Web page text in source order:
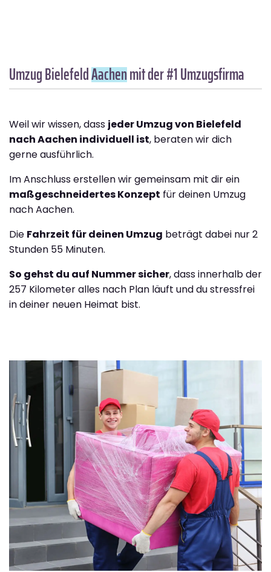
Umzug BielefeldAachenmit der #1 Umzugsfirma
Weil wir wissen, dass jeder Umzug von Bielefeld
nach Aachen individuell ist, beraten wir dich
gerne ausführlich.
Im Anschluss erstellen wir gemeinsam mit dir ein
maßgeschneidertes Konzept für deinen Umzug
nach Aachen.
Die Fahrzeit für deinen Umzug beträgt dabei nur 2
Stunden 55 Minuten.
So gehst du auf Nummer sicher, dass innerhalb der
257 Kilometer alles nach Plan läuft und du stressfrei
in deiner neuen Heimat bist.